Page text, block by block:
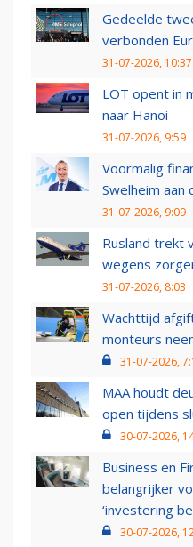
Gedeelde
verbonden
31-07-2026, 10:37
LOT opent in
naar Hanoi
31-07-2026, 9:59
Voormalig
Swelheim aan
31-07-2026, 9:09
Rusland trekt
wegens
31-07-2026, 8:03
Wachttijd
monteurs
31-07-2026,
MAA houdt
open tijdens
30-07-2026,
Business en
belangrijker
‘investering
30-07-2026,